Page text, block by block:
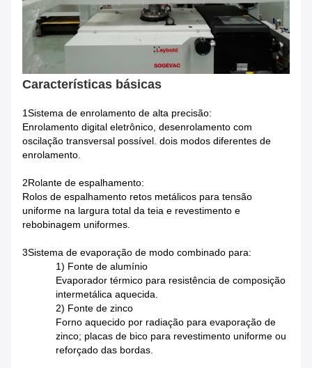
Características básicas
1Sistema de enrolamento de alta precisão:
Enrolamento digital eletrônico, desenrolamento com
oscilação transversal possível. dois modos diferentes de
enrolamento.
2Rolante de espalhamento:
Rolos de espalhamento retos metálicos para tensão
uniforme na largura total da teia e revestimento e
rebobinagem uniformes.
3Sistema de evaporação de modo combinado para:
1) Fonte de alumínio
Evaporador térmico para resistência de composição
intermetálica aquecida.
2) Fonte de zinco
Forno aquecido por radiação para evaporação de
zinco; placas de bico para revestimento uniforme ou
reforçado das bordas.